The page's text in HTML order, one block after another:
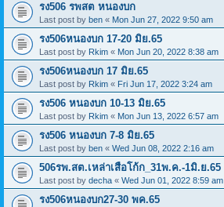
รง506 รพสต หนองบก
Last post by ben « Mon Jun 27, 2022 9:50 am
รง506หนองบก 17-20 มิย.65
Last post by Rkim « Mon Jun 20, 2022 8:38 am
รง506หนองบก 17 มิย.65
Last post by Rkim « Fri Jun 17, 2022 3:24 am
รง506 หนองบก 10-13 มิย.65
Last post by Rkim « Mon Jun 13, 2022 6:57 am
รง506 หนองบก 7-8 มิย.65
Last post by ben « Wed Jun 08, 2022 2:16 am
506รพ.สต.เหล่าเสือโก้ก_31พ.ค.-1มิ.ย.65
Last post by decha « Wed Jun 01, 2022 8:59 am
รง506หนองบก27-30 พค.65